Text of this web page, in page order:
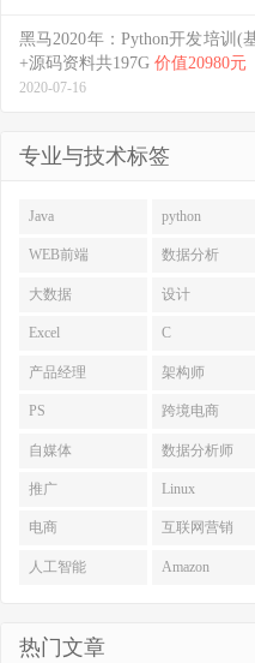
黑马2020年：Python开发培训(
+源码资料共197G 价值20980元
2020-07-16
专业与技术标签
Java python
WEB前端 数据分析
大数据 设计
Excel C
产品经理 架构师
PS 跨境电商
自媒体 数据分析师
推广 Linux
电商 互联网营销
人工智能 Amazon
热门文章